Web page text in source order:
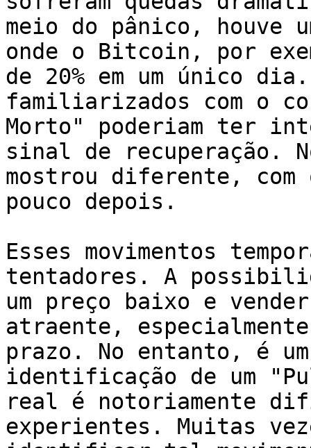
meio do pânico, houve
onde o Bitcoin, por
de 20% em um único
familiarizados com o
Morto" poderiam ter
sinal de recuperação.
mostrou diferente, com
pouco depois.
Esses movimentos
tentadores. A
um preço baixo e
atraente,
prazo. No entanto, é
identificação de um
real é notoriamente
experientes. Muitas